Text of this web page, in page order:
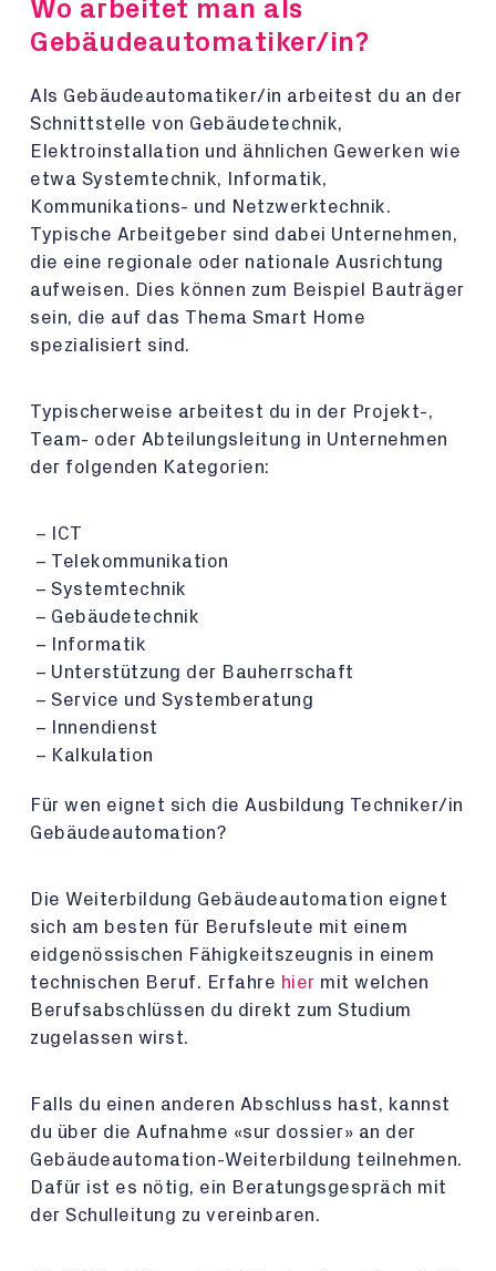
Wo arbeitet man als
Gebäudeautomatiker/in?
Als Gebäudeautomatiker/in arbeitest du an der
Schnittstelle von Gebäudetechnik,
Elektroinstallation und ähnlichen Gewerken wie
etwa Systemtechnik, Informatik,
Kommunikations- und Netzwerktechnik.
Typische Arbeitgeber sind dabei Unternehmen,
die eine regionale oder nationale Ausrichtung
aufweisen. Dies können zum Beispiel Bauträger
sein, die auf das Thema Smart Home
spezialisiert sind.
Typischerweise arbeitest du in der Projekt-,
Team- oder Abteilungsleitung in Unternehmen
der folgenden Kategorien:
ICT
Telekommunikation
Systemtechnik
Gebäudetechnik
Informatik
Unterstützung der Bauherrschaft
Service und Systemberatung
Innendienst
Kalkulation
Für wen eignet sich die Ausbildung Techniker/in
Gebäudeautomation?
Die Weiterbildung Gebäudeautomation eignet
sich am besten für Berufsleute mit einem
eidgenössischen Fähigkeitszeugnis in einem
technischen Beruf. Erfahre hier mit welchen
Berufsabschlüssen du direkt zum Studium
zugelassen wirst.
Falls du einen anderen Abschluss hast, kannst
du über die Aufnahme «sur dossier» an der
Gebäudeautomation-Weiterbildung teilnehmen.
Dafür ist es nötig, ein Beratungsgespräch mit
der Schulleitung zu vereinbaren.